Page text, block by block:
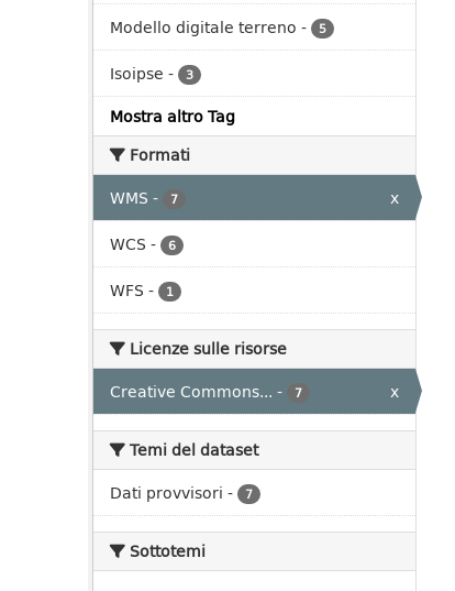
Modello digitale terreno - 5
Isoipse - 3
Mostra altro Tag
Formati
WMS - 7
x
WCS - 6
WFS - 1
Licenze sulle risorse
Creative Commons... - 7 x
Temi del dataset
Dati provvisori - 7
Sottotemi